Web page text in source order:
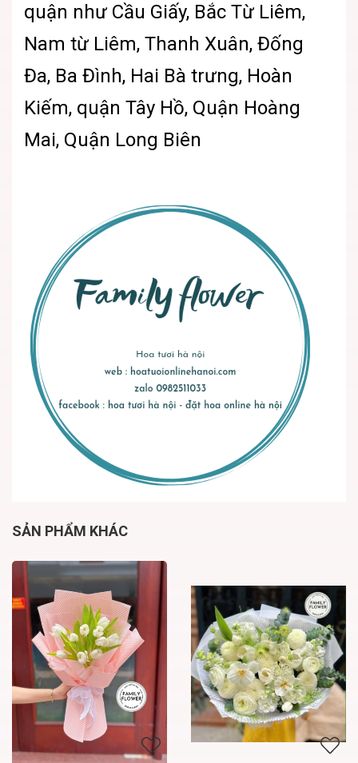
quận như Cầu Giấy, Bắc Từ Liêm,
Nam từ Liêm, Thanh Xuân, Đống
Đa, Ba Đình, Hai Bà trưng, Hoàn
Kiếm, quận Tây Hồ, Quận Hoàng
Mai, Quận Long Biên
SẢN PHẨM KHÁC